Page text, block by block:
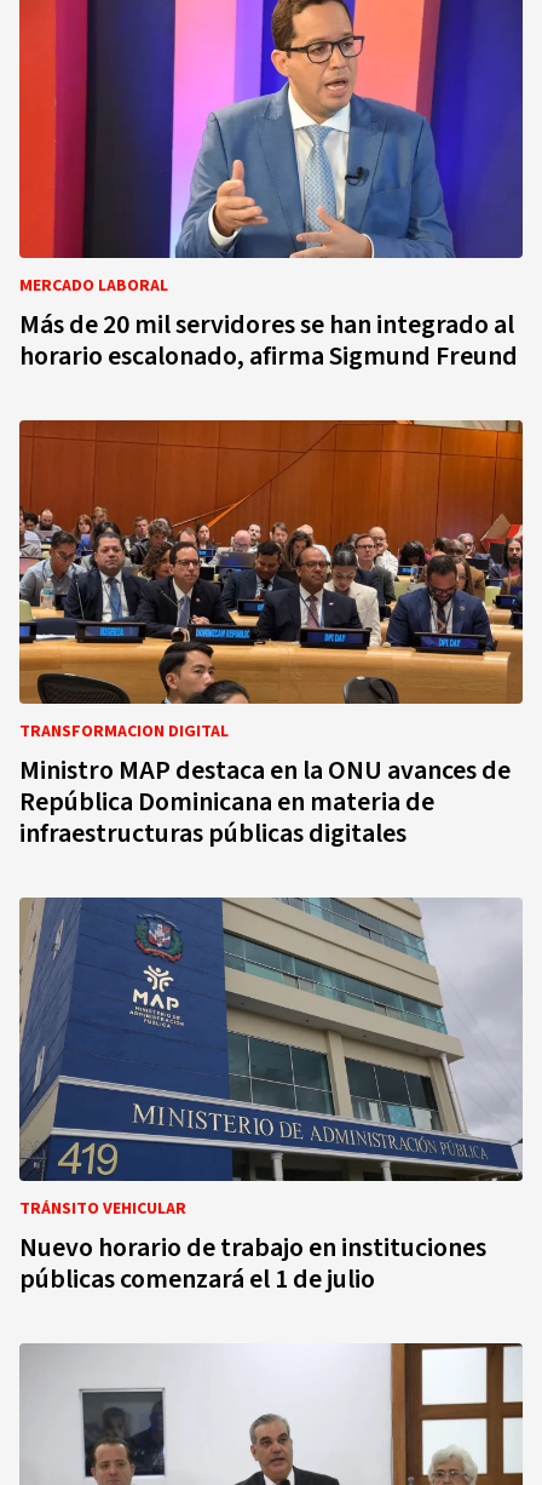
MERCADO LABORAL
Más de 20 mil servidores se han integrado al
horario escalonado, afirma Sigmund Freund
TRANSFORMACION DIGITAL
Ministro MAP destaca en la ONU avances de
República Dominicana en materia de
infraestructuras públicas digitales
TRÁNSITO VEHICULAR
Nuevo horario de trabajo en instituciones
públicas comenzará el 1 de julio